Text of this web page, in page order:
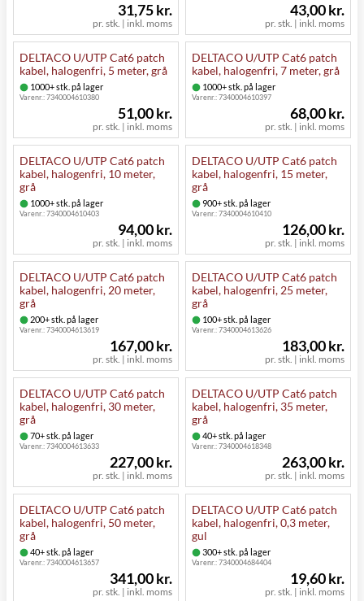
pr. stk. | inkl. moms
31,75 kr.
pr. stk. | inkl. moms
43,00 kr.
DELTACO U/UTP Cat6 patch
kabel, halogenfri, 5 meter, grå
1000+ stk. på lager
Varenr.:7340004610380
pr. stk. | inkl. moms
51,00 kr.
DELTACO U/UTP Cat6 patch
kabel, halogenfri, 7 meter, grå
1000+ stk. på lager
Varenr.:7340004610397
pr. stk. | inkl. moms
68,00 kr.
DELTACO U/UTP Cat6 patch
kabel, halogenfri, 10 meter,
grå
1000+ stk. på lager
Varenr.:7340004610403
pr. stk. | inkl. moms
94,00 kr.
DELTACO U/UTP Cat6 patch
kabel, halogenfri, 15 meter,
grå
900+ stk. på lager
Varenr.:7340004610410
pr. stk. | inkl. moms
126,00 kr.
DELTACO U/UTP Cat6 patch
kabel, halogenfri, 20 meter,
grå
200+ stk. på lager
Varenr.:7340004613619
pr. stk. | inkl. moms
167,00 kr.
DELTACO U/UTP Cat6 patch
kabel, halogenfri, 25 meter,
grå
100+ stk. på lager
Varenr.:7340004613626
pr. stk. | inkl. moms
183,00 kr.
DELTACO U/UTP Cat6 patch
kabel, halogenfri, 30 meter,
grå
70+ stk. på lager
Varenr.:7340004613633
pr. stk. | inkl. moms
227,00 kr.
DELTACO U/UTP Cat6 patch
kabel, halogenfri, 35 meter,
grå
40+ stk. på lager
Varenr.:7340004618348
pr. stk. | inkl. moms
263,00 kr.
DELTACO U/UTP Cat6 patch
kabel, halogenfri, 50 meter,
grå
40+ stk. på lager
Varenr.:7340004613657
pr. stk. | inkl. moms
341,00 kr.
DELTACO U/UTP Cat6 patch
kabel, halogenfri, 0,3 meter,
gul
300+ stk. på lager
Varenr.:7340004684404
pr. stk. | inkl. moms
19,60 kr.